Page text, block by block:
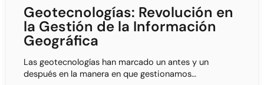
Geotecnologías: Revolución en
la Gestión de la Información
Geográfica
Las geotecnologías han marcado un antes y un
después en la manera en que gestionamos…